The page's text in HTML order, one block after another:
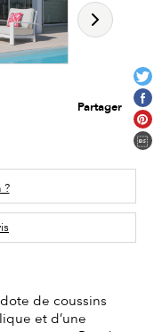
Partager
?
de coussins
et d’une